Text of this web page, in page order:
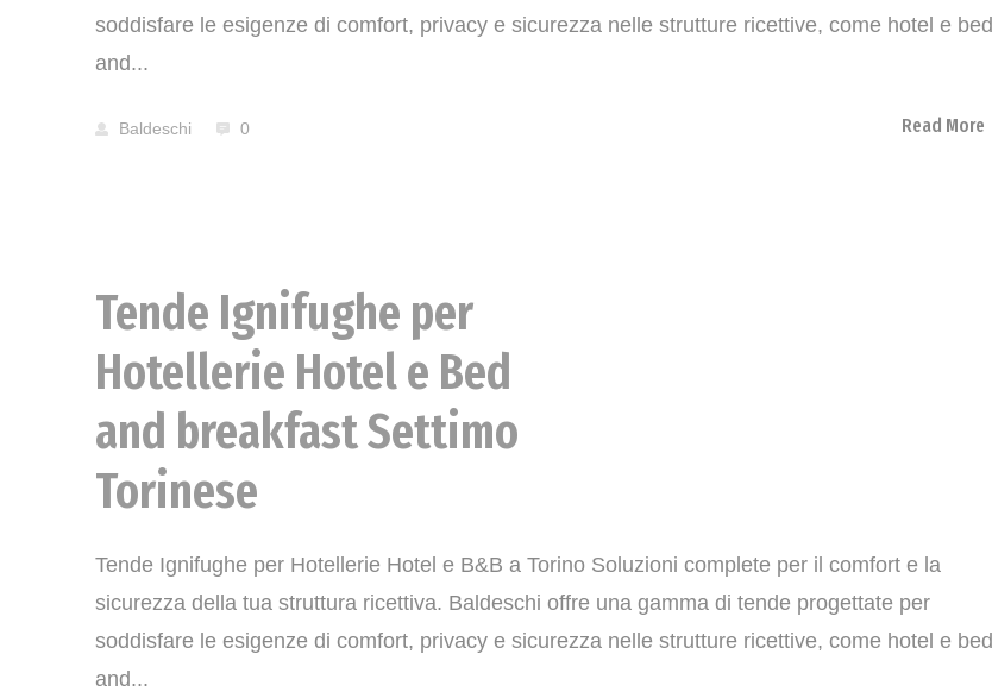
soddisfare le esigenze di comfort, privacy e sicurezza nelle strutture ricettive, come hotel e bed
and...
Baldeschi 0 Read More
News
Tende Ignifughe per
Hotellerie Hotel e Bed
and breakfast Settimo
Torinese
Tende Ignifughe per Hotellerie Hotel e B&B a Torino Soluzioni complete per il comfort e la
sicurezza della tua struttura ricettiva. Baldeschi offre una gamma di tende progettate per
soddisfare le esigenze di comfort, privacy e sicurezza nelle strutture ricettive, come hotel e bed
and...